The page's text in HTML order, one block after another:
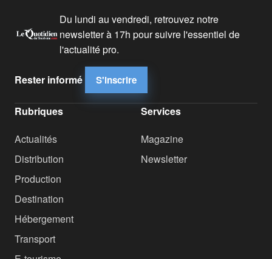
Du lundi au vendredi, retrouvez notre
newsletter à 17h pour suivre l'essentiel de
l'actualité pro.
Rester informé S'inscrire
Rubriques
Actualités
Distribution
Production
Destination
Hébergement
Transport
Services
Magazine
Newsletter